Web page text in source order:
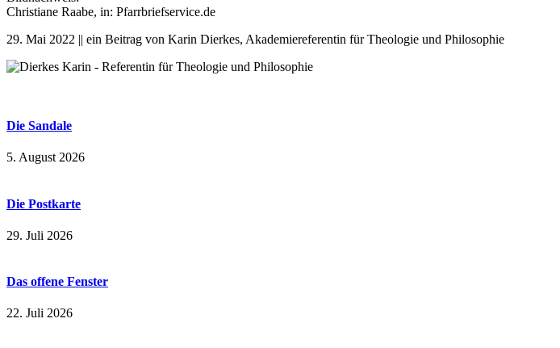
Christiane Raabe, in: Pfarrbriefservice.de
29. Mai 2022 || ein Beitrag von Karin Dierkes, Akademiereferentin für Theologie und Philosophie
Die Sandale
5. August 2026
Die Postkarte
29. Juli 2026
Das offene Fenster
22. Juli 2026